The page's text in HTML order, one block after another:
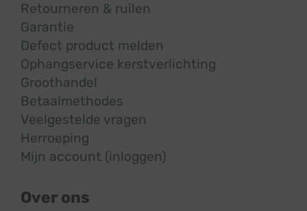
Retourneren & ruilen
Garantie
Defect product melden
Ophangservice kerstverlichting
Groothandel
Betaalmethodes
Veelgestelde vragen
Herroeping
Mijn account (inloggen)
Over ons